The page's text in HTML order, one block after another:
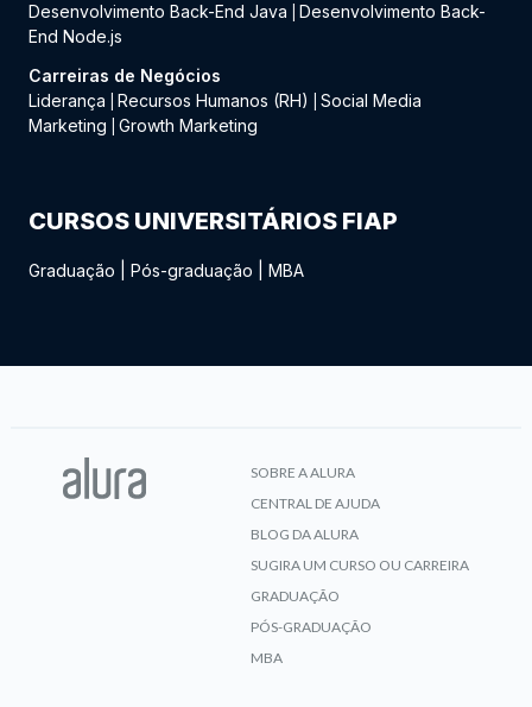
Desenvolvimento Back-End Java
Desenvolvimento Back-
End Node.js
Carreiras de Negócios
Liderança
Recursos Humanos (RH)
Social Media
Marketing
Growth Marketing
CURSOS UNIVERSITÁRIOS FIAP
Graduação Pós-graduação MBA
SOBRE A ALURA
CENTRAL DE AJUDA
BLOG DA ALURA
SUGIRA UM CURSO OU CARREIRA
GRADUAÇÃO
PÓS-GRADUAÇÃO
MBA